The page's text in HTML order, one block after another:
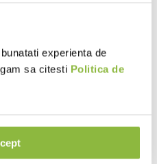
experienta de
sa citesti Politica de
8.3
(g)
4